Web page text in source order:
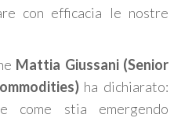
con efficacia le nostre
Mattia Giussani (Senior
ha dichiarato:
come stia emergendo